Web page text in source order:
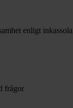
enligt
frågor